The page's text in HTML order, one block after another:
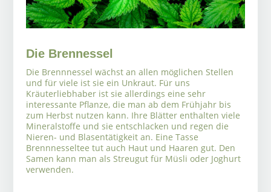
Die Brennessel
Die Brennnessel wächst an allen möglichen Stellen
und für viele ist sie ein Unkraut. Für uns
Kräuterliebhaber ist sie allerdings eine sehr
interessante Pflanze, die man ab dem Frühjahr bis
zum Herbst nutzen kann. Ihre Blätter enthalten viele
Mineralstoffe und sie entschlacken und regen die
Nieren- und Blasentätigkeit an. Eine Tasse
Brennnesseltee tut auch Haut und Haaren gut. Den
Samen kann man als Streugut für Müsli oder Joghurt
verwenden.